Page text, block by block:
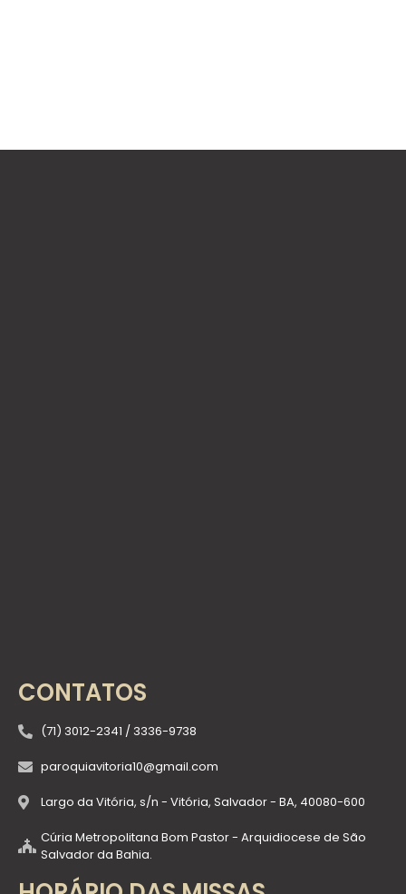
CONTATOS
(71) 3012-2341 / 3336-9738
paroquiavitoria10@gmail.com
Largo da Vitória, s/n - Vitória, Salvador - BA, 40080-600
Cúria Metropolitana Bom Pastor - Arquidiocese de São
Salvador da Bahia.